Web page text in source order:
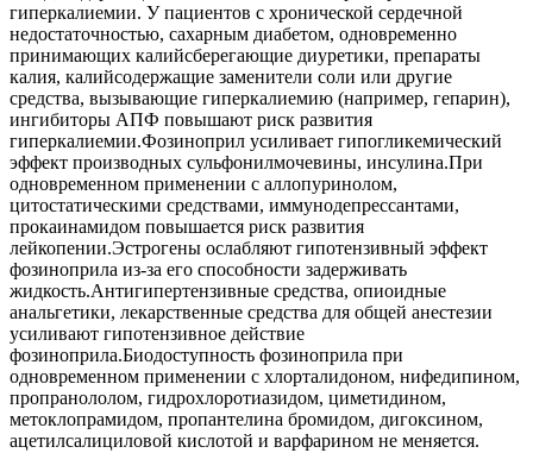
гиперкалиемии. У пациентов с хронической сердечной
недостаточностью, сахарным диабетом, одновременно
принимающих калийсберегающие диуретики, препараты
калия, калийсодержащие заменители соли или другие
средства, вызывающие гиперкалиемию (например, гепарин),
ингибиторы АПФ повышают риск развития
гиперкалиемии.Фозиноприл усиливает гипогликемический
эффект производных сульфонилмочевины, инсулина.При
одновременном применении с аллопуринолом,
цитостатическими средствами, иммунодепрессантами,
прокаинамидом повышается риск развития
лейкопении.Эстрогены ослабляют гипотензивный эффект
фозиноприла из-за его способности задерживать
жидкость.Антигипертензивные средства, опиоидные
анальгетики, лекарственные средства для общей анестезии
усиливают гипотензивное действие
фозиноприла.Биодоступность фозиноприла при
одновременном применении с хлорталидоном, нифедипином,
пропранололом, гидрохлоротиазидом, циметидином,
метоклопрамидом, пропантелина бромидом, дигоксином,
ацетилсалициловой кислотой и варфарином не меняется.